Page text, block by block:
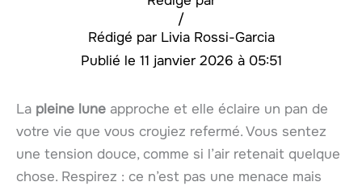
Livia Rossi-Garcia
/
11 janvier 2026 à 05:51
La pleine lune approche et elle éclaire un pan de
votre vie que vous croyiez refermé. Vous sentez
une tension douce, comme si l’air retenait quelque
chose. Respirez : ce n’est pas une menace mais